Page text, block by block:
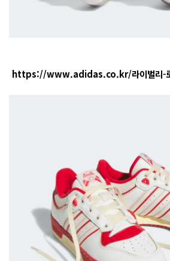
https://www.adidas.co.kr/라이벌리-